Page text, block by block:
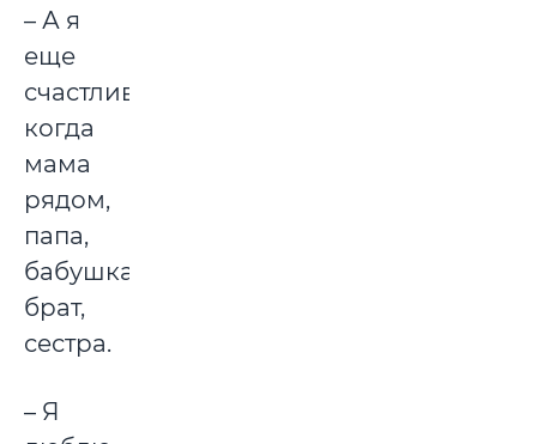
– А я
еще
счастлива,
когда
мама
рядом,
папа,
бабушка,
брат,
сестра.
– Я